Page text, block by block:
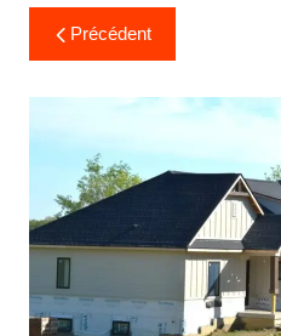
Navigation
de
l’article
Précédent